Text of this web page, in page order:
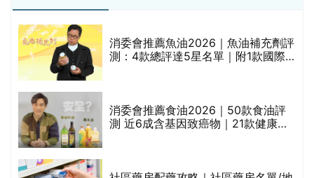
消委會推薦魚油2026｜魚油補充劑評
測：4款總評達5星名單｜附1款國際
消委會推薦食油2026｜50款食油評
測 近6成含基因致癌物｜21款健康煮